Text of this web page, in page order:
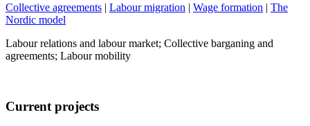
Collective agreements | Labour migration | Wage formation | The
Nordic model
Labour relations and labour market; Collective barganing and
agreements; Labour mobility
Current projects